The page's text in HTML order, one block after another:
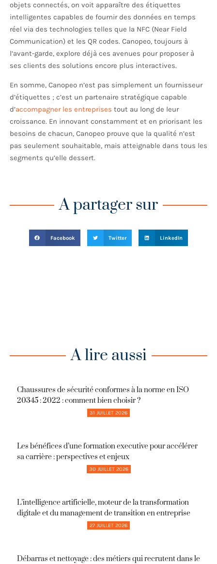
objets connectés, on voit apparaître des étiquettes
intelligentes capables de fournir des données en temps
réel via des technologies telles que la NFC (Near Field
Communication) et les QR codes. Canopeo, toujours à
l’avant-garde, explore déjà ces avenues pour proposer à
ses clients des solutions encore plus interactives.
En somme, Canopeo n’est pas simplement un fournisseur
d’étiquettes ; c’est un partenaire stratégique capable
d’accompagner les entreprises tout au long de leur
croissance. En innovant constamment et en priorisant les
besoins de chacun, Canopeo prouve que la qualité n’est
pas seulement souhaitable, mais atteignable dans tous les
segments qu’elle dessert.
A partager sur
Facebook Twitter LinkedIn
A lire aussi
Chaussures de sécurité conformes à la norme en ISO
20345 : 2022 : comment bien choisir ?
31 JUILLET 2026
Les bénéfices d’une formation executive pour accélérer
sa carrière : perspectives et enjeux
30 JUILLET 2026
L’intelligence artificielle, moteur de la transformation
digitale et du management de transition en entreprise
27 JUILLET 2026
Débarras et nettoyage : des métiers qui recrutent dans le